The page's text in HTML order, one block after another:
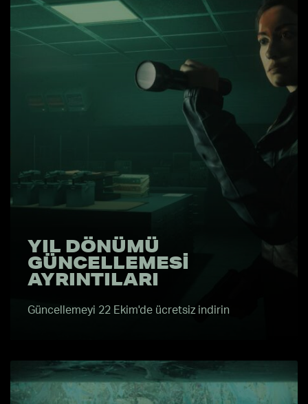
YIL DÖNÜMÜ
GÜNCELLEMESI
AYRINTILARI
Güncellemeyi 22 Ekim'de ücretsiz indirin